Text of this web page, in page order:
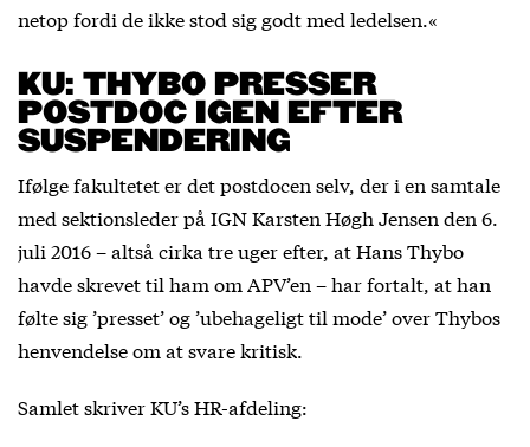
netop fordi de ikke stod sig godt med ledelsen.«
KU: THYBO PRESSER
POSTDOC IGEN EFTER
SUSPENDERING
Ifølge fakultetet er det postdocen selv, der i en samtale
med sektionsleder på IGN Karsten Høgh Jensen den 6.
juli 2016 – altså cirka tre uger efter, at Hans Thybo
havde skrevet til ham om APV’en – har fortalt, at han
følte sig ’presset’ og ’ubehageligt til mode’ over Thybos
henvendelse om at svare kritisk.
Samlet skriver KU’s HR-afdeling: